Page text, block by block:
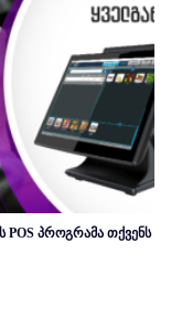
POS პროგრამა თქვენს